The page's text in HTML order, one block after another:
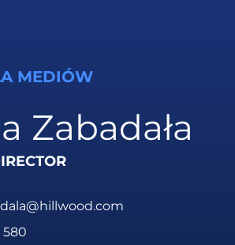
MEDIÓW
Zabadała
580